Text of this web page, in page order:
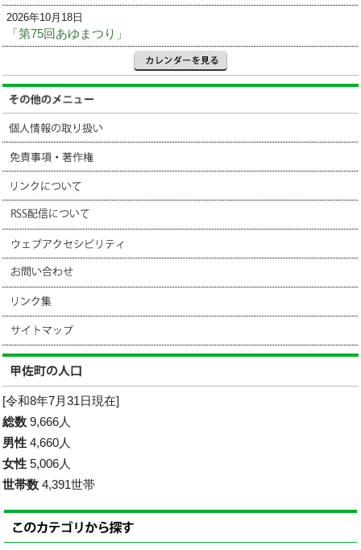
2026年10月18日
「第75回あゆまつり」
[令和8年7月31日現在]
総数 9,666人
男性 4,660人
女性 5,006人
世帯数 4,391世帯